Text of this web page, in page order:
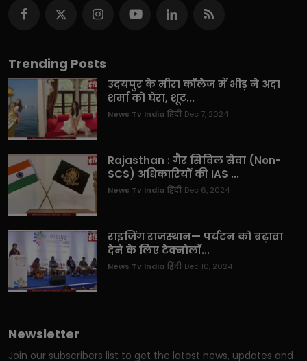
Trending Posts
उदयपुर के मीरा कॉलेज में भीड़ ने अदा
शर्मा को घेरा, शूट...
News Tv India हिंदी Dec 7, 2024
Rajasthan : गैर सिविल सेवा (Non-
SCS) अधिकारियों की IAS ...
News Tv India हिंदी Dec 6, 2024
राइजिंग राजस्थान— पर्यटन को बढ़ावा
देने के लिए टेक्नोलॉ...
News Tv India हिंदी Dec 10, 2024
Newsletter
Join our subscribers list to get the latest news, updates and